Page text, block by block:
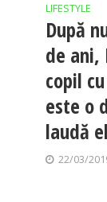
LIFESTYLE
După
de
copil
este o
laudă
22/03/